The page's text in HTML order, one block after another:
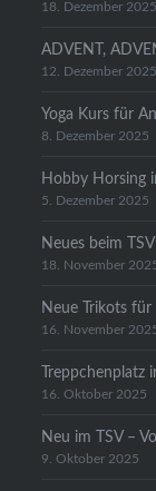
18. Dezember 2025
ADVENT,
12. Dezember 2025
Yoga Kurs für
8. Dezember 2025
Hobby Horsing
5. Dezember 2025
Neues beim
18. November
Neue Trikots
16. November
Treppchenplatz
16. Oktober 2025
Neu im TSV –
9. Oktober 2025